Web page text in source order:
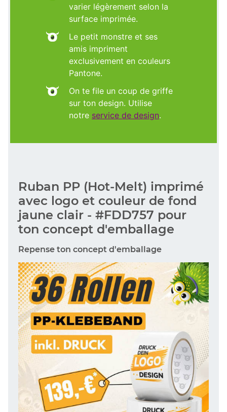
varier légèrement selon la
surface imprimée.
Le petit monstre et ses
amis impriment
exclusivement en couleurs
Pantone.
On te file un coup de griffe
sur ton design. Utilise
notre service de design.
Ruban PP (Hot-Melt) imprimé
avec logo et couleur de fond
jaune clair - #FDD757 pour
ton concept d'emballage
Repense ton concept d'emballage